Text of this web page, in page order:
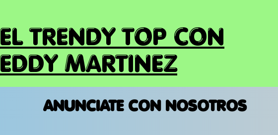
EL TRENDY TOP CON
EDDY MARTINEZ
ANUNCIATE CON NOSOTROS